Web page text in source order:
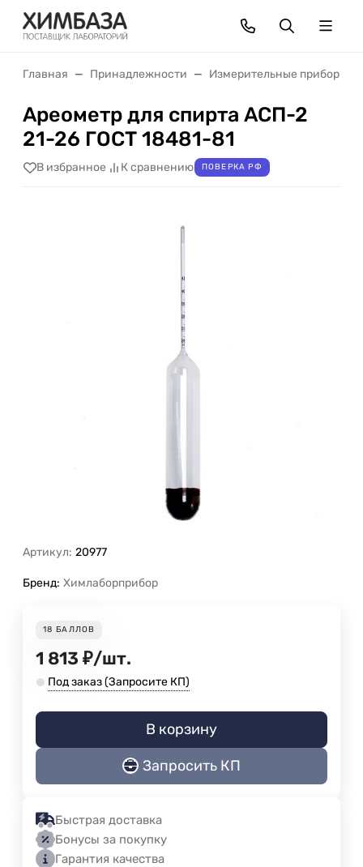
Главная Принадлежности Измерительные приборы
Ареометр для спирта АСП-2
21-26 ГОСТ 18481-81
В избранное К сравнению ПОВЕРКА РФ
Артикул: 20977
Бренд: Химлаборприбор
18 БАЛЛОВ
1 813 ₽/шт.
Под заказ (Запросите КП)
В корзину
Запросить КП
Быстрая доставка
Бонусы за покупку
Гарантия качества